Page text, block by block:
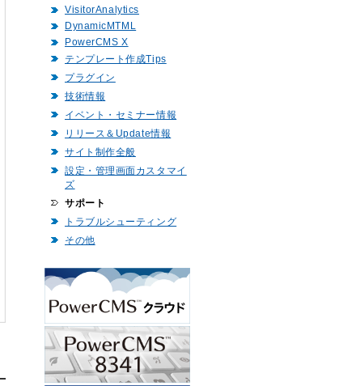
VisitorAnalytics
DynamicMTML
PowerCMS X
テンプレート作成Tips
プラグイン
技術情報
イベント・セミナー情報
リリース＆Update情報
サイト制作全般
設定・管理画面カスタマイ
ズ
サポート
トラブルシューティング
その他